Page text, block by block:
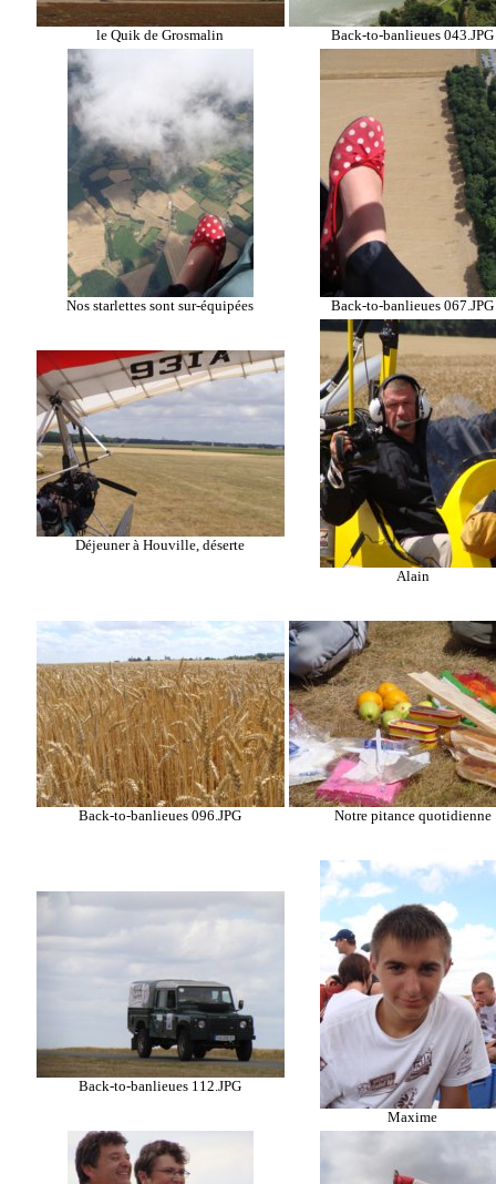
le Quik de Grosmalin Back-to-banlieues 043.JPG
Nos starlettes sont sur-équipées Back-to-banlieues 067.JPG
Déjeuner à Houville, déserte
Alain
Back-to-banlieues 096.JPG Notre pitance quotidienne
Back-to-banlieues 112.JPG
Maxime